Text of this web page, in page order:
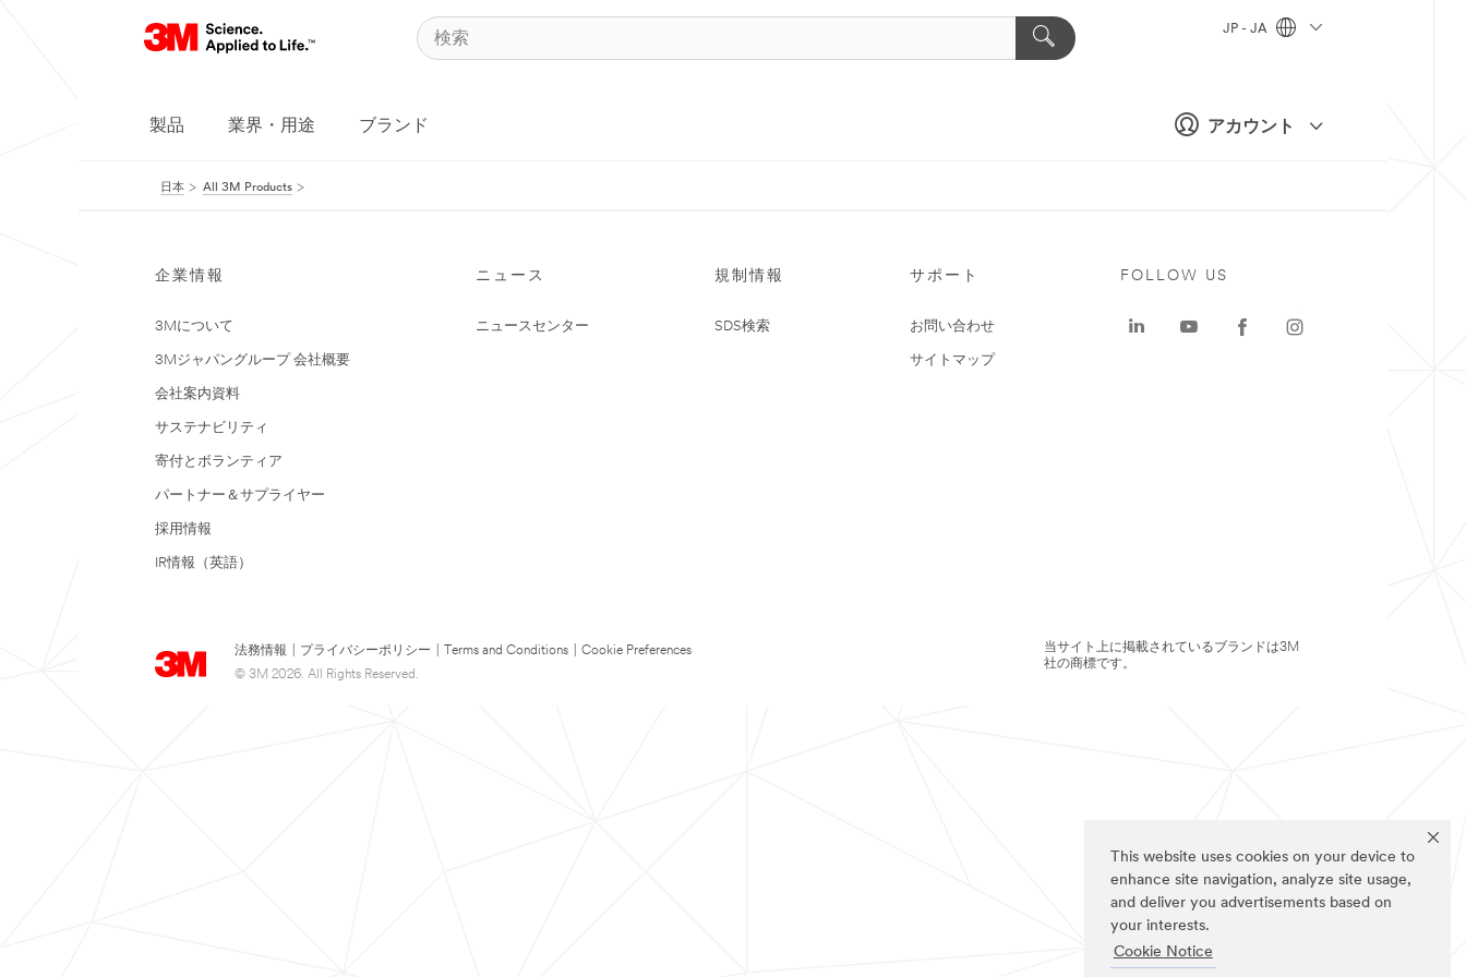
This website uses cookies on your device to
enhance site navigation, analyze site usage,
and deliver you advertisements based on
your interests.
Cookie Notice
アカウント
JP - JA
製品 業界・用途 ブランド
日本 All 3M Products
企業情報
3Mについて
3Mジャパングループ 会社概要
会社案内資料
サステナビリティ
寄付とボランティア
パートナー＆サプライヤー
採用情報
IR情報（英語）
ニュース
ニュースセンター
規制情報
SDS検索
サポート
お問い合わせ
サイトマップ
法務情報 プライバシーポリシー Terms and Conditions
Cookie Preferences
© 3M 2026. All Rights Reserved.
FOLLOW US
当サイト上に掲載されているブランドは3M
社の商標です。